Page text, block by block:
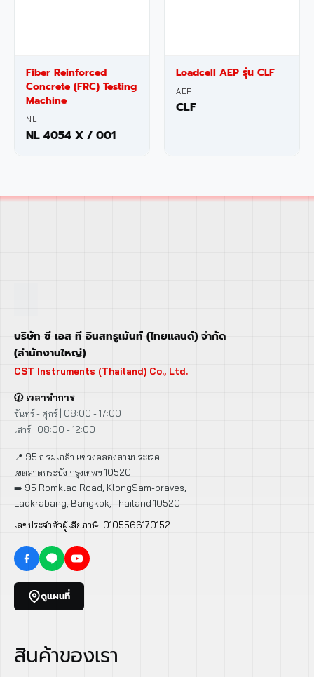
Fiber Reinforced
Concrete (FRC) Testing
Machine
NL
NL 4054 X / 001
Loadcell AEP รุ่น CLF
AEP
CLF
บริษัท ซี เอส ที อินสทรูเม้นท์ (ไทยแลนด์) จำกัด
(สำนักงานใหญ่)
CST Instruments (Thailand) Co., Ltd.
🕜 เวลาทำการ
จันทร์ - ศุกร์ | 08:00 - 17:00
เสาร์ | 08:00 - 12:00
📍 95 ถ.ร่มเกล้า แขวงคลองสามประเวศ
เขตลาดกระบัง กรุงเทพฯ 10520
➡️ 95 Romklao Road, KlongSam-praves,
Ladkrabang, Bangkok, Thailand 10520
เลขประจำตัวผู้เสียภาษี: 0105566170152
ดูแผนที่
สินค้าของเรา